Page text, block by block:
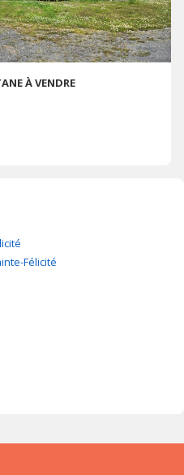
À VENDRE
Félicité